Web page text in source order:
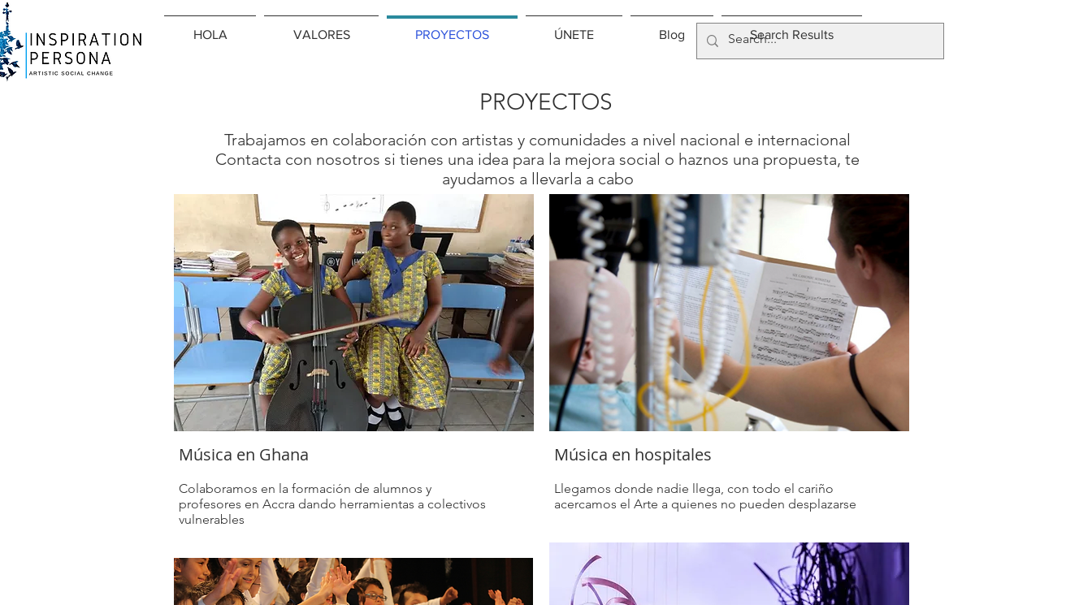
HOLA VALORES PROYECTOS ÚNETE Blog Search Results
PROYECTOS
Trabajamos en colaboración con artistas y comunidades a nivel nacional e internacional
Contacta con nosotros si tienes una idea para la mejora social o haznos una propuesta, te
ayudamos a llevarla a cabo
Música en Ghana
Colaboramos en la formación de alumnos y
profesores en Accra dando herramientas a colectivos
vulnerables
Música en hospitales
Llegamos donde nadie llega, con todo el cariño
acercamos el Arte a quienes no pueden desplazarse